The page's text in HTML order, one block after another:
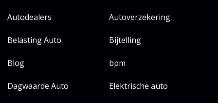
Autodealers Autoverzekering
Belasting Auto Bijtelling
Blog bpm
Dagwaarde Auto Elektrische auto